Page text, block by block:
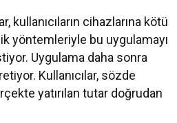
kullanıcıların cihazlarına kötü
yöntemleriyle bu uygulamayı
Uygulama daha sonra
Kullanıcılar, sözde
yatırılan tutar doğrudan